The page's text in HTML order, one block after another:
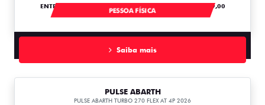
ENTRADA DE R$ 60.070,57 +36 PARCELAS DE R$ 1.489,00
PESSOA FÍSICA
Saiba mais
PULSE ABARTH
PULSE ABARTH TURBO 270 FLEX AT 4P 2026